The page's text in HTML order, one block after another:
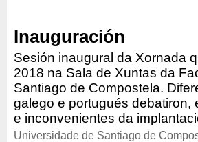
Inauguración
Sesión inaugural da Xornada
2018 na Sala de Xuntas da
Santiago de Compostela.
galego e portugués
e inconvenientes da
Universidade de Santiago de